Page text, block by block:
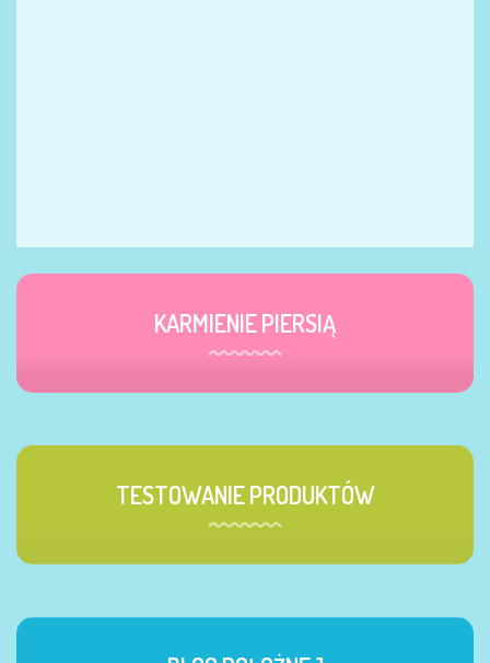
KARMIENIE PIERSIĄ
TESTOWANIE PRODUKTÓW